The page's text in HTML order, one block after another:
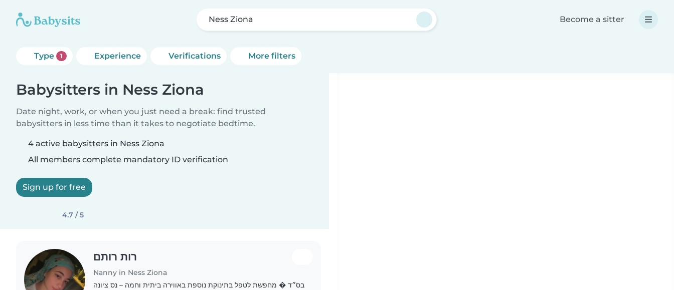
Ness Ziona Become a sitter
Type 1 Experience Verifications More filters
Babysitters in Ness Ziona
Date night, work, or when you just need a break: find trusted
babysitters in less time than it takes to negotiate bedtime.
4 active babysitters in Ness Ziona
All members complete mandatory ID verification
Sign up for free
4.7 / 5
רות רותם
Nanny in Ness Ziona
בס״ד � מחפשת לטפל בתינוקת נוספת באווירה ביתית וחמה – נס ציונה